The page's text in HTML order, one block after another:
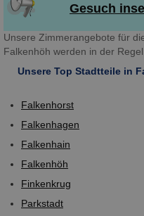
Gesuch
Unsere Zimmerangebote für
Falkenhöh werden in der
Unsere Top Stadtteile in
Falkenhorst
Falkenhagen
Falkenhain
Falkenhöh
Finkenkrug
Parkstadt